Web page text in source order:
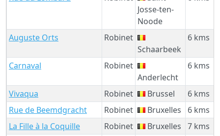
Josse-ten-
Noode
Auguste Orts
Robinet
Schaarbeek
6 kms
Carnaval
Robinet
Anderlecht
6 kms
Vivaqua Robinet Brussel
6 kms
Rue de Beemdgracht
Robinet Bruxelles
6 kms
La Fille à la Coquille
Robinet Bruxelles
7 kms